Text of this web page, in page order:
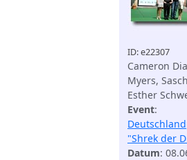
ID: e22307
Cameron
Myers,
Esther
Event:
"Shrek der
Datum: